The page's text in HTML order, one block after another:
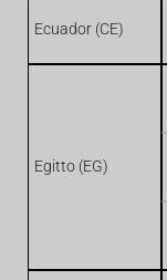
Ecuador (CE)
Egitto (EG)